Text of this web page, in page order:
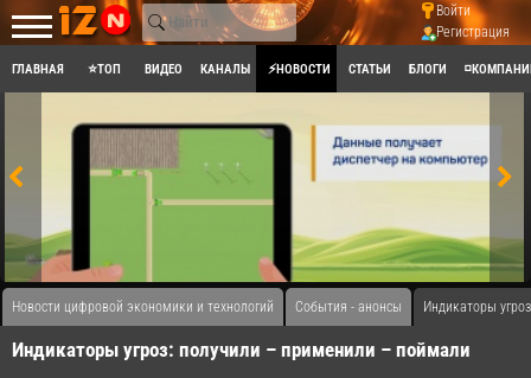
Войти
Регистрация
ГЛАВНАЯ ⭐ТОП ВИДЕО КАНАЛЫ ⚡НОВОСТИ СТАТЬИ БЛОГИ
Новости цифровой экономики и технологий События - анонсы Индикаторы
Индикаторы угроз: получили – применили – поймали